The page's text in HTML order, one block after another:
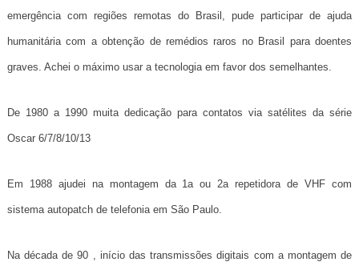
emergência com regiões remotas do Brasil, pude participar de ajuda
humanitária com a obtenção de remédios raros no Brasil para doentes
graves. Achei o máximo usar a tecnologia em favor dos semelhantes.
De 1980 a 1990 muita dedicação para contatos via satélites da série
Oscar 6/7/8/10/13
Em 1988 ajudei na montagem da 1a ou 2a repetidora de VHF com
sistema autopatch de telefonia em São Paulo.
Na década de 90 , início das transmissões digitais com a montagem de